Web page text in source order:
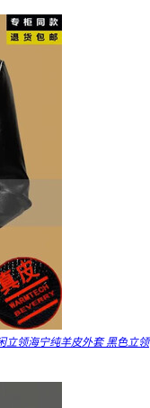
立领海宁纯羊皮外套 黑色立领